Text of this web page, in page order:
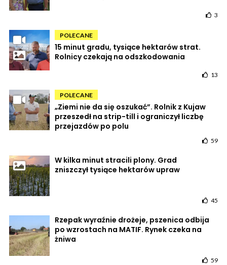
3
POLECANE
15 minut gradu, tysiące hektarów strat.
Rolnicy czekają na odszkodowania
13
POLECANE
„Ziemi nie da się oszukać”. Rolnik z Kujaw
przeszedł na strip-till i ograniczył liczbę
przejazdów po polu
59
W kilka minut stracili plony. Grad
zniszczył tysiące hektarów upraw
45
Rzepak wyraźnie drożeje, pszenica odbija
po wzrostach na MATIF. Rynek czeka na
żniwa
59